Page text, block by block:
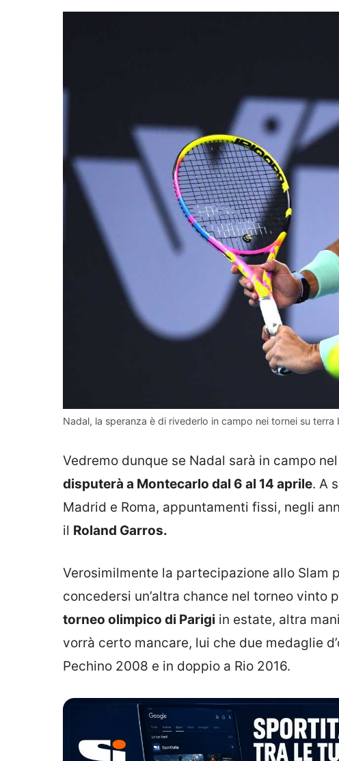
Nadal, la speranza è di rivederlo in campo nei tornei su
Vedremo dunque se Nadal sarà in campo
disputerà a Montecarlo dal 6 al 14 aprile. A
Madrid e Roma, appuntamenti fissi, negli
il Roland Garros.
Verosimilmente la partecipazione allo Slam
concedersi un’altra chance nel torneo vinto
torneo olimpico di Parigi in estate, altra
vorrà certo mancare, lui che due medaglie
Pechino 2008 e in doppio a Rio 2016.